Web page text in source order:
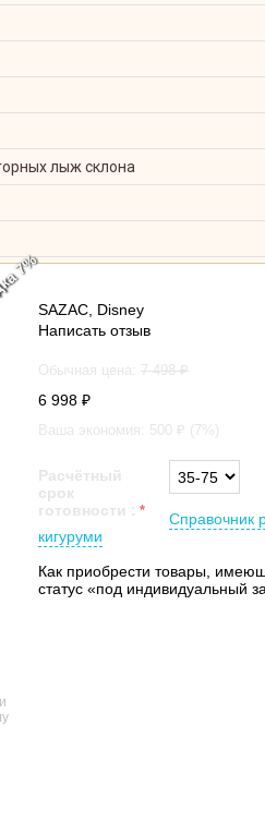
лыж склона
7%SAZAC Disney
Написать отзыв
Обычная цена: 7 498 ₽
6 998 ₽
Ваша экономия: 500 ₽ ( 7 %)
Расчётный
срок
готовности :
Справочник
кигуруми
Как приобрести товары,
статус «под индивидуальный